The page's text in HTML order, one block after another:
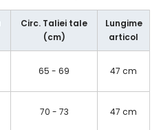
Circ. Taliei tale
(cm)
Lungime
articol
65 - 69 47 cm
70 - 73 47 cm